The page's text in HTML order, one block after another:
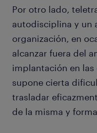
Por otro lado,
autodisciplina y un
organización, en
alcanzar fuera del
implantación en
supone cierta
trasladar
de la misma y